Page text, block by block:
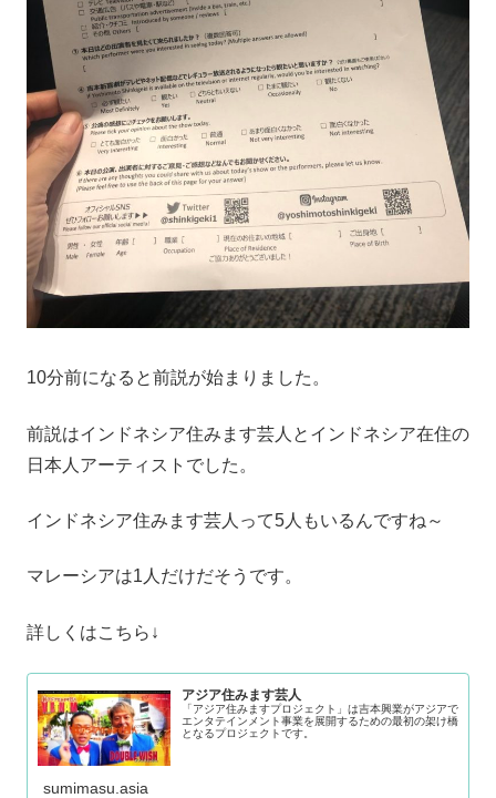
10分前になると前説が始まりました。
前説はインドネシア住みます芸人とインドネシア在住の
日本人アーティストでした。
インドネシア住みます芸人って5人もいるんですね～
マレーシアは1人だけだそうです。
詳しくはこちら↓
アジア住みます芸人
「アジア住みますプロジェクト」は吉本興業がアジアで
エンタテインメント事業を展開するための最初の架け橋
となるプロジェクトです。
sumimasu.asia